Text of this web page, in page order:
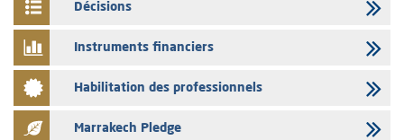
Liste des agréments et visas d'OPCVM accordés par l'AMMC pour le
03/08/2026
L' AMMC publie les indicateurs mensuels du marché des capitaux pour
le mois de Juin 2026
31/07/2026
Décisions
Instruments financiers
Habilitation des professionnels
Marrakech Pledge